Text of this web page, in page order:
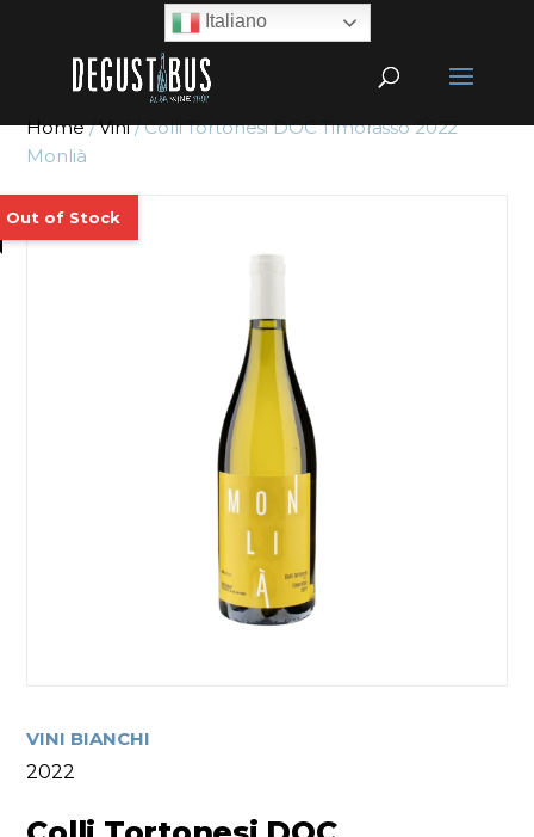
Home/Vini/ Colli Tortonesi DOC Timorasso 2022
Monlià
VINI BIANCHI
2022
Italiano